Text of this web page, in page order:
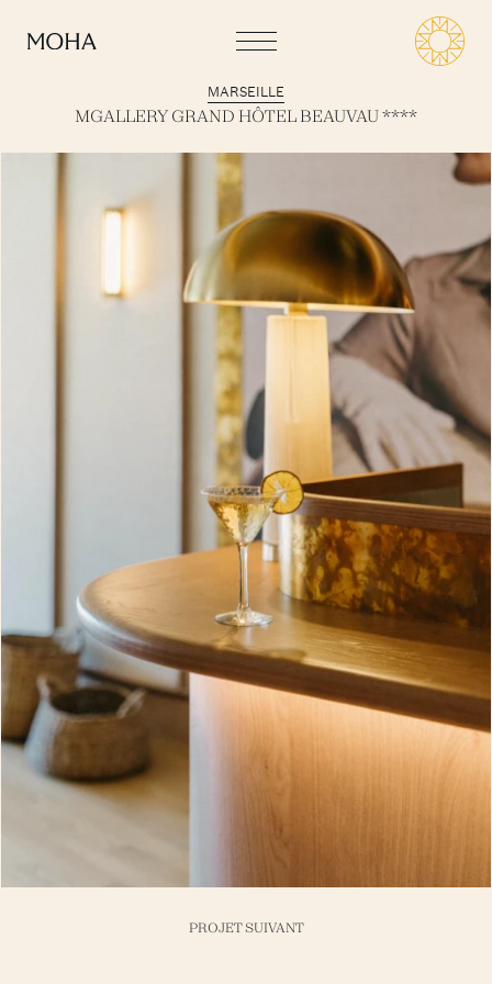
MARSEILLE
MGALLERY GRAND HÔTEL BEAUVAU ****
PROJET SUIVANT